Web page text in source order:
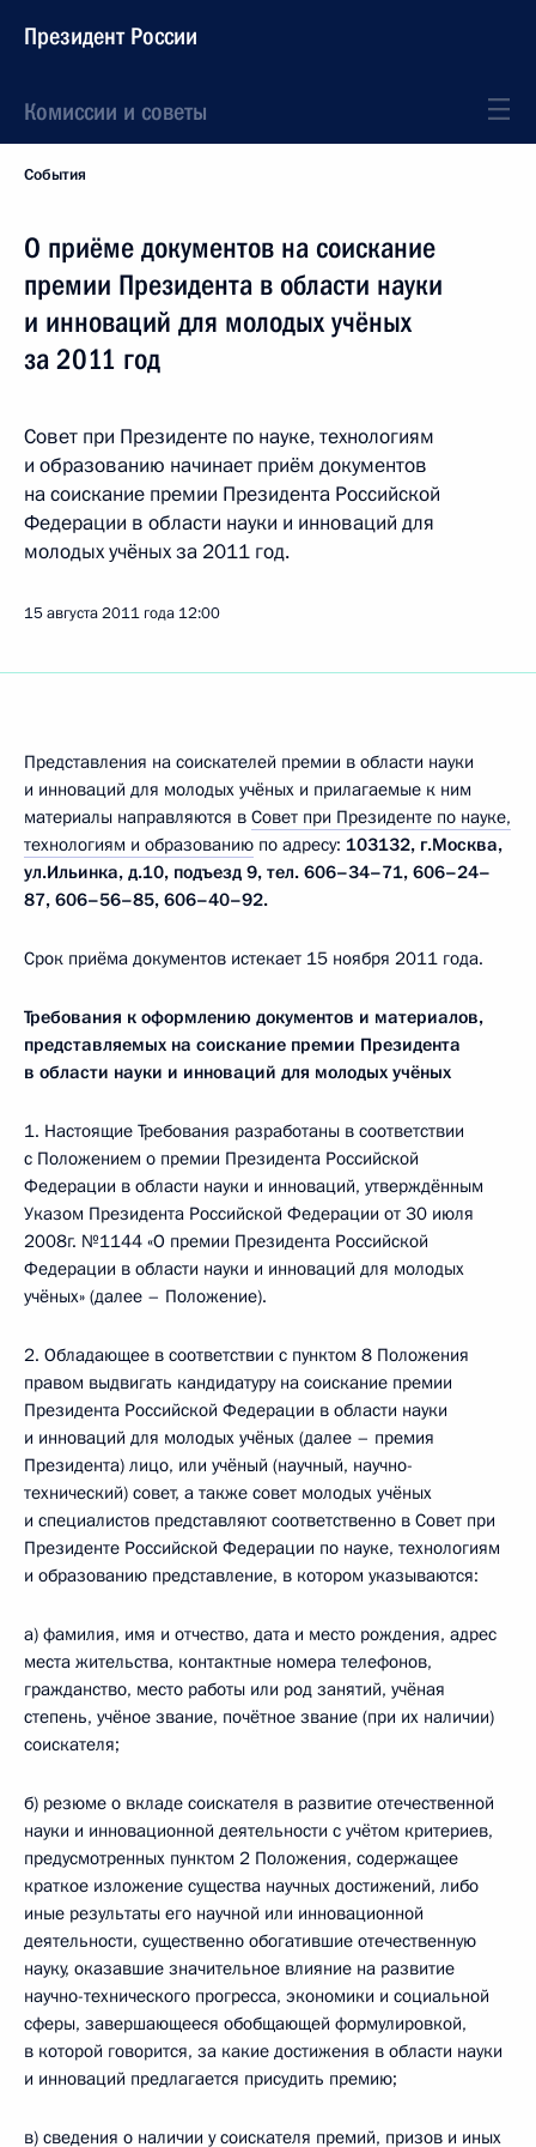
Президент России
Комиссии и советы
События
О приёме документов на соискание
премии Президента в области науки
и инноваций для молодых учёных
за 2011 год
Совет при Президенте по науке, технологиям
и образованию начинает приём документов
на соискание премии Президента Российской
Федерации в области науки и инноваций для
молодых учёных за 2011 год.
15 августа 2011 года 12:00
Представления на соискателей премии в области науки
и инноваций для молодых учёных и прилагаемые к ним
материалы направляются в Совет при Президенте по науке,
технологиям и образованию по адресу: 103132, г.Москва,
ул.Ильинка, д.10, подъезд 9, тел. 606–34–71, 606–24–
87, 606–56–85, 606–40–92.
Срок приёма документов истекает 15 ноября 2011 года.
Требования к оформлению документов и материалов,
представляемых на соискание премии Президента
в области науки и инноваций для молодых учёных
1. Настоящие Требования разработаны в соответствии
с Положением о премии Президента Российской
Федерации в области науки и инноваций, утверждённым
Указом Президента Российской Федерации от 30 июля
2008г. №1144 «О премии Президента Российской
Федерации в области науки и инноваций для молодых
учёных» (далее – Положение).
2. Обладающее в соответствии с пунктом 8 Положения
правом выдвигать кандидатуру на соискание премии
Президента Российской Федерации в области науки
и инноваций для молодых учёных (далее ­– премия
Президента) лицо, или учёный (научный, научно-
технический) совет, а также совет молодых учёных
и специалистов представляют соответственно в Совет при
Президенте Российской Федерации по науке, технологиям
и образованию представление, в котором указываются:
а) фамилия, имя и отчество, дата и место рождения, адрес
места жительства, контактные номера телефонов,
гражданство, место работы или род занятий, учёная
степень, учёное звание, почётное звание (при их наличии)
соискателя;
б) резюме о вкладе соискателя в развитие отечественной
науки и инновационной деятельности с учётом критериев,
предусмотренных пунктом 2 Положения, содержащее
краткое изложение существа научных достижений, либо
иные результаты его научной или инновационной
деятельности, существенно обогатившие отечественную
науку, оказавшие значительное влияние на развитие
научно-технического прогресса, экономики и социальной
сферы, завершающееся обобщающей формулировкой,
в которой говорится, за какие достижения в области науки
и инноваций предлагается присудить премию;
в) сведения о наличии у соискателя премий, призов и иных